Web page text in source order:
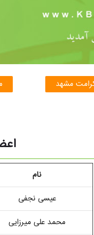
مشهد
نام
عیسی نجفی
محمد علی میرزایی